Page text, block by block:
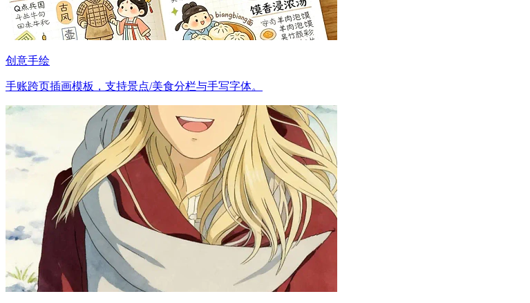
创意手绘
手账跨页插画模板，支持景点/美食分栏与手写字体。